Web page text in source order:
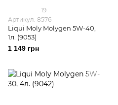
19
Артикул: 8576
Liqui Moly Molygen 5W-40,
1л. (9053)
1 149 грн